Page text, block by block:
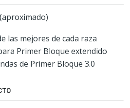
las mejores de cada raza
Primer Bloque extendido
de Primer Bloque 3.0